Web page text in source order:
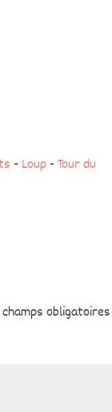
- Loup -Tour du
champs obligatoires